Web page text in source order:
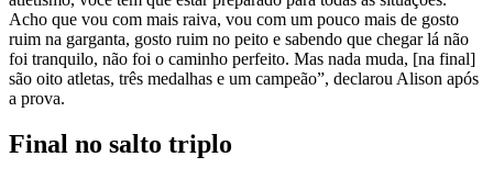
Acho que vou com mais raiva, vou com um pouco mais de gosto
ruim na garganta, gosto ruim no peito e sabendo que chegar lá não
foi tranquilo, não foi o caminho perfeito. Mas nada muda, [na final]
são oito atletas, três medalhas e um campeão”, declarou Alison após
a prova.
Final no salto triplo